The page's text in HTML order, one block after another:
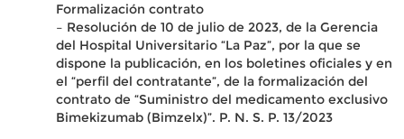
Formalización contrato
– Resolución de 10 de julio de 2023, de la Gerencia
del Hospital Universitario “La Paz”, por la que se
dispone la publicación, en los boletines oficiales y en
el “perfil del contratante”, de la formalización del
contrato de “Suministro del medicamento exclusivo
Bimekizumab (Bimzelx)”. P. N. S. P. 13/2023